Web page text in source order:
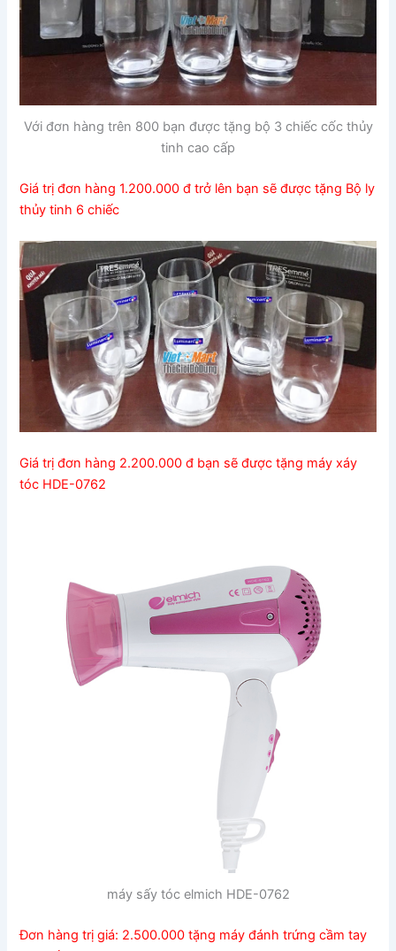
Với đơn hàng trên 800 bạn được tặng bộ 3 chiếc cốc thủy
tinh cao cấp
Giá trị đơn hàng 1.200.000 đ trở lên bạn sẽ được tặng Bộ ly
thủy tinh 6 chiếc
Giá trị đơn hàng 2.200.000 đ bạn sẽ được tặng máy xáy
tóc HDE-0762
máy sấy tóc elmich HDE-0762
Đơn hàng trị giá: 2.500.000 tặng máy đánh trứng cầm tay